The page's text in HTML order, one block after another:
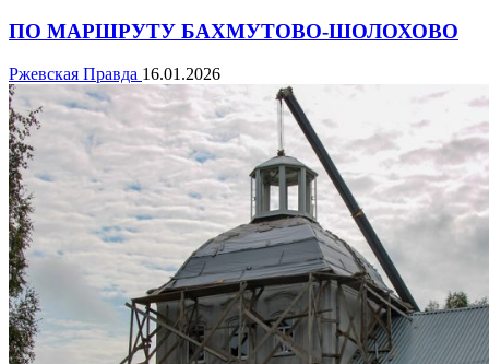
ПО МАРШРУТУ БАХМУТОВО-ШОЛОХОВО
Ржевская Правда 16.01.2026